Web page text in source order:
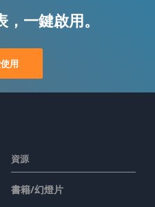
一鍵啟用。
用
資源
書籍/幻燈片